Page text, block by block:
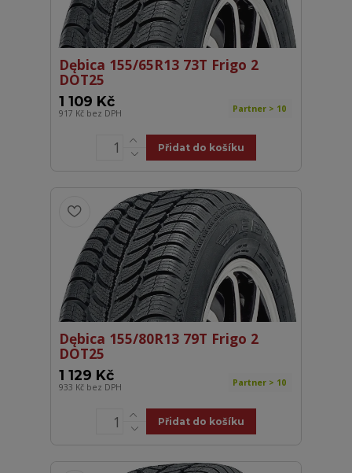
Dębica 155/65R13 73T Frigo 2
DOT25
1 109 Kč
917 Kč bez DPH Partner > 10
Přidat do košíku
Dębica 155/80R13 79T Frigo 2
DOT25
1 129 Kč
933 Kč bez DPH Partner > 10
Přidat do košíku